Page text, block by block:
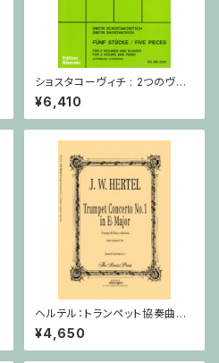
ショスタコーヴィチ : 2つのヴァ
イオリンとピアノのための 5つの
小品 / ヴァイオリン2とピアノ
¥6,410
ヘルテル：トランペット協奏曲第1
番 変ホ長調/トランペット・ピア
ノ
¥4,650